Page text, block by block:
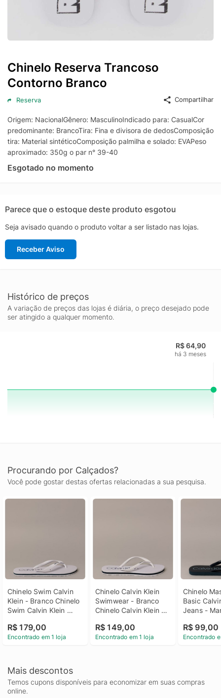
Chinelo Reserva Trancoso
Contorno Branco
Reserva Compartilhar
Origem: NacionalGênero: MasculinoIndicado para: CasualCor
predominante: BrancoTira: Fina e divisora de dedosComposição
tira: Material sintéticoComposição palmilha e solado: EVAPeso
aproximado: 350g o par n° 39-40
Esgotado no momento
Parece que o estoque deste produto esgotou
Seja avisado quando o produto voltar a ser listado nas lojas.
Receber Aviso
Histórico de preços
A variação de preços das lojas é diária, o preço desejado pode
ser atingido a qualquer momento.
R$ 64,90
há 3 meses
Procurando por Calçados?
Você pode gostar destas ofertas relacionadas a sua pesquisa.
Chinelo Swim Calvin
Klein - Branco Chinelo
Swim Calvin Klein
R$ 179,00
Encontrado em 1 loja
Chinelo Calvin Klein
Swimwear - Branco
Chinelo Calvin Klein
35/36
R$ 149,00
Encontrado em 1 loja
Chinelo
Basic
Jeans -
Basic
Jeans
R$ 99,00
Encontrado
Mais descontos
Temos cupons disponíveis para economizar em suas compras
online.